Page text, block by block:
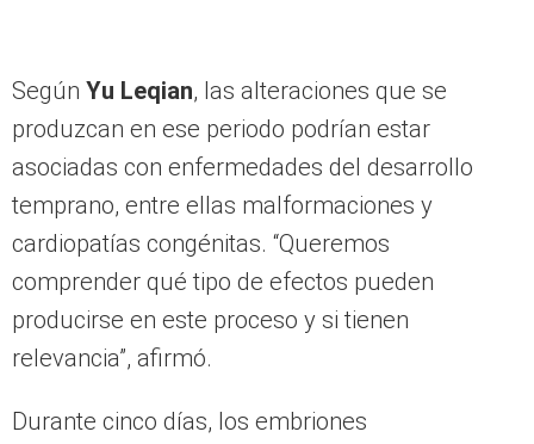
Según Yu Leqian, las alteraciones que se
produzcan en ese periodo podrían estar
asociadas con enfermedades del desarrollo
temprano, entre ellas malformaciones y
cardiopatías congénitas. “Queremos
comprender qué tipo de efectos pueden
producirse en este proceso y si tienen
relevancia”, afirmó.
Durante cinco días, los embriones